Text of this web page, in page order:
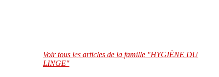
Voir tous les articles de la famille "HYGIÈNE DU
LINGE"